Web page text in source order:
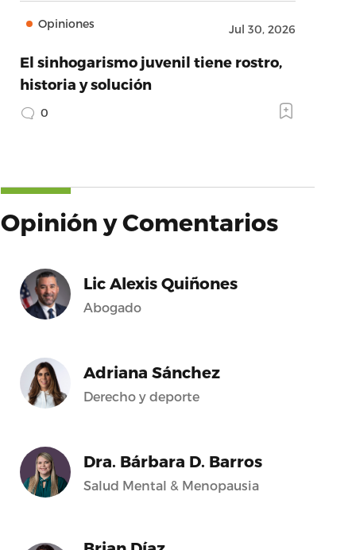
Opiniones Jul 30, 2026
El sinhogarismo juvenil tiene rostro,
historia y solución
0
Opinión y Comentarios
Lic Alexis Quiñones
Abogado
Adriana Sánchez
Derecho y deporte
Dra. Bárbara D. Barros
Salud Mental & Menopausia